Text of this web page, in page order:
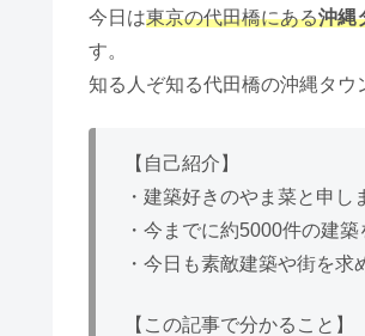
今日は東京の代田橋にある沖縄
す。
知る人ぞ知る代田橋の沖縄タウ
【自己紹介】
・建築好きのやま菜と申し
・今までに約5000件の建
・今日も素敵建築や街を求
【この記事で分かること】